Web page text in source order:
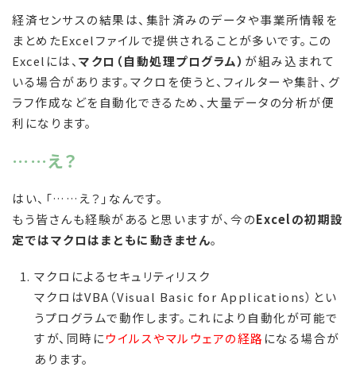
経済センサスの結果は、集計済みのデータや事業所情報を
まとめたExcelファイルで提供されることが多いです。この
Excelには、 マクロ（自動処理プログラム） が組み込まれて
いる場合があります。マクロを使うと、フィルターや集計、グ
ラフ作成などを自動化できるため、大量データの分析が便
利になります。
……え？
はい、「……え？」なんです。
もう皆さんも経験があると思いますが、今のExcelの初期設
定ではマクロはまともに動きません。
マクロによるセキュリティリスク
マクロはVBA（Visual Basic for Applications）とい
うプログラムで動作します。これにより自動化が可能で
すが、同時にウイルスやマルウェアの経路 になる場合が
あります。